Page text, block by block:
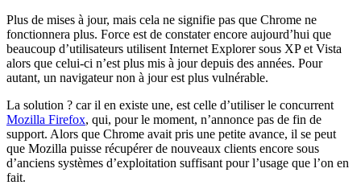
Plus de mises à jour, mais cela ne signifie pas que Chrome ne
fonctionnera plus. Force est de constater encore aujourd’hui que
beaucoup d’utilisateurs utilisent Internet Explorer sous XP et Vista
alors que celui-ci n’est plus mis à jour depuis des années. Pour
autant, un navigateur non à jour est plus vulnérable.
La solution ? car il en existe une, est celle d’utiliser le concurrent
Mozilla Firefox, qui, pour le moment, n’annonce pas de fin de
support. Alors que Chrome avait pris une petite avance, il se peut
que Mozilla puisse récupérer de nouveaux clients encore sous
d’anciens systèmes d’exploitation suffisant pour l’usage que l’on en
fait.